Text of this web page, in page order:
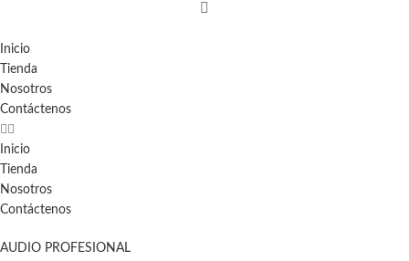
Inicio
Tienda
Nosotros
Contáctenos
Inicio
Tienda
Nosotros
Contáctenos
AUDIO PROFESIONAL